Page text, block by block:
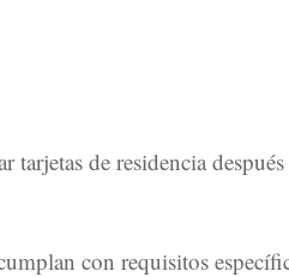
de residencia
con requisitos